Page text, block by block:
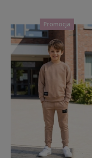
Promocja